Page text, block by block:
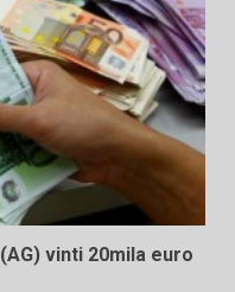
vinti 20mila euro